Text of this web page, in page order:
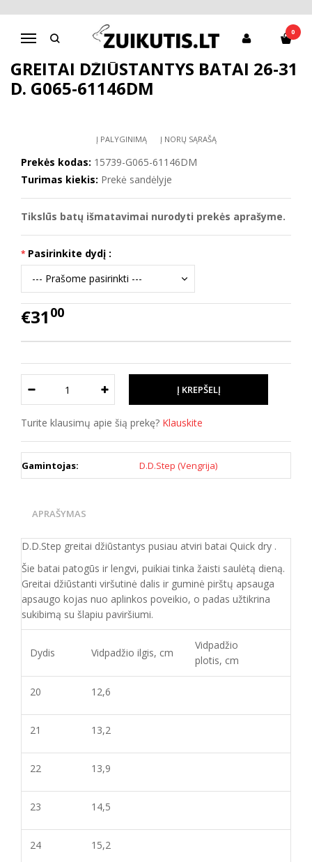
Navigacija
0
Pagrindinis
D.D.Step batai mergaitėms
Greitai džiūstantys batai 26-31 d. G065-61146DM
GREITAI DŽIŪSTANTYS BATAI 26-31
D. G065-61146DM
Į PALYGINIMĄ Į NORŲ SĄRAŠĄ
Prekės kodas: 15739-G065-61146DM
Turimas kiekis: Prekė sandėlyje
Tikslūs batų išmatavimai nurodyti prekės aprašyme.
Pasirinkite dydį :
€31 00
Turite klausimų apie šią prekę? Klauskite
Gamintojas: D.D.Step (Vengrija)
APRAŠYMAS
D.D.Step greitai džiūstantys pusiau atviri batai Quick dry .
Šie batai patogūs ir lengvi, puikiai tinka žaisti saulėtą dieną.
Greitai džiūstanti viršutinė dalis ir guminė pirštų apsauga
apsaugo kojas nuo aplinkos poveikio, o padas užtikrina
sukibimą su šlapiu paviršiumi.
Dydis Vidpadžio ilgis, cm
Vidpadžio
plotis, cm
20 12,6
21 13,2
22 13,9
23 14,5
24 15,2